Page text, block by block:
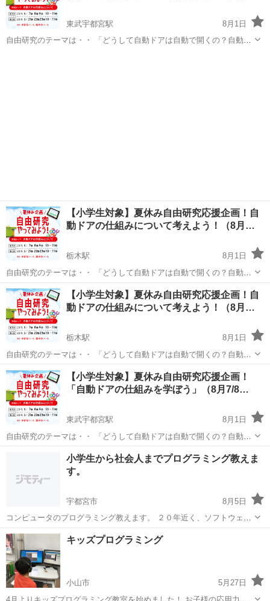
東武宇都宮駅
8月1日
自由研究のテーマは・・ 「どうして自動ドアは自動で開くの？自動ド
【小学生対象】夏休み自由研究応援企画！自
動ドアの仕組みについて考えよう！（8月…
栃木駅
8月1日
自由研究のテーマは・・ 「どうして自動ドアは自動で開くの？自動ド
アの仕組みを研究してみよう！」 いつも何気なく通っている自動ド
ア。2020年から小学校で必修になるプログラミングで夏休みの自由研
究をしてみませんか？ ...
栃木 栃木市 栃木駅 プログラミング
【小学生対象】夏休み自由研究応援企画！自
動ドアの仕組みについて考えよう！（8月…
栃木駅
8月1日
自由研究のテーマは・・ 「どうして自動ドアは自動で開くの？自動ド
アの仕組みを研究してみよう！」 いつも何気なく通っている自動ド
ア。2020年から小学校で必修になるプログラミングで夏休みの自由研
究をしてみませんか？ ...
栃木 栃木市 栃木駅 プログラミング
【小学生対象】夏休み自由研究応援企画！
「自動ドアの仕組みを学ぼう」（8月7/8…
東武宇都宮駅
8月1日
自由研究のテーマは・・ 「どうして自動ドアは自動で開くの？自動ド
アの仕組みを研究してみよう！」 いつも何気なく通っている自動ド
ア。2020年から小学校で必修になるプログラミングで夏休みの自由研
究をしてみませんか？ ...
宇都宮市 東武宇都宮駅 プログラミング
小学生から社会人までプログラミング教えま
す。
宇都宮市
8月5日
コンピュータのプログラミング教えます。 ２０年近く、ソフトウェア
の開発の現場で仕事をしてきました。 得意分野は、Ruby on Rails, C#,
Visual Basic, PHP, JavaScript, CSS ...
栃木 宇都宮市 プログラミング JavaScript
キッズプログラミング
小山市
5月27日